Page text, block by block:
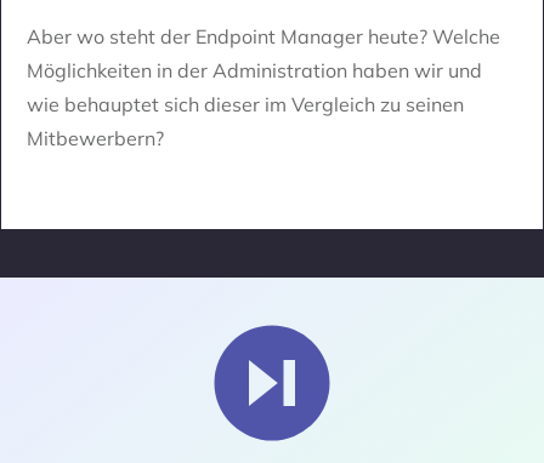
Aber wo steht der Endpoint Manager heute? Welche
Möglichkeiten in der Administration haben wir und
wie behauptet sich dieser im Vergleich zu seinen
Mitbewerbern?